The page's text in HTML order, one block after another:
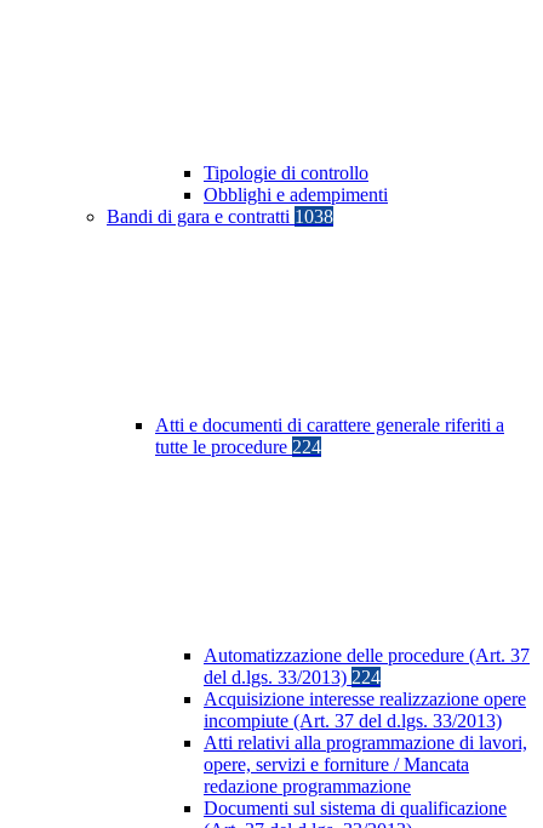
Tipologie di controllo
Obblighi e adempimenti
Bandi di gara e contratti 1038
Atti e documenti di carattere generale riferiti a
tutte le procedure 224
Automatizzazione delle procedure (Art. 37
del d.lgs. 33/2013) 224
Acquisizione interesse realizzazione opere
incompiute (Art. 37 del d.lgs. 33/2013)
Atti relativi alla programmazione di lavori,
opere, servizi e forniture / Mancata
redazione programmazione
Documenti sul sistema di qualificazione